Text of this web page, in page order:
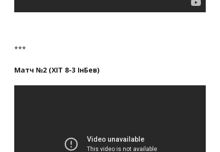
***
Матч №2 (ХІТ 8-3 ІнБев)